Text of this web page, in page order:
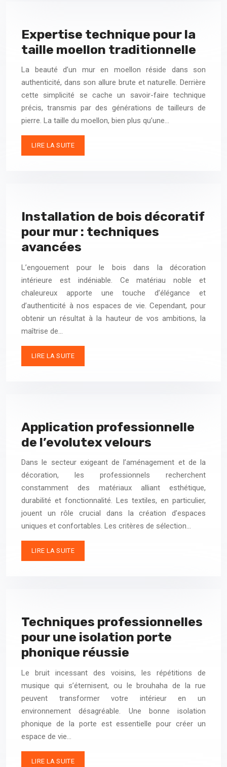
Expertise technique pour la
taille moellon traditionnelle
La beauté d’un mur en moellon réside dans son
authenticité, dans son allure brute et naturelle. Derrière
cette simplicité se cache un savoir-faire technique
précis, transmis par des générations de tailleurs de
pierre. La taille du moellon, bien plus qu’une…
LIRE LA SUITE
Installation de bois décoratif
pour mur : techniques
avancées
L’engouement pour le bois dans la décoration
intérieure est indéniable. Ce matériau noble et
chaleureux apporte une touche d’élégance et
d’authenticité à nos espaces de vie. Cependant, pour
obtenir un résultat à la hauteur de vos ambitions, la
maîtrise de…
LIRE LA SUITE
Application professionnelle
de l’evolutex velours
Dans le secteur exigeant de l’aménagement et de la
décoration, les professionnels recherchent
constamment des matériaux alliant esthétique,
durabilité et fonctionnalité. Les textiles, en particulier,
jouent un rôle crucial dans la création d’espaces
uniques et confortables. Les critères de sélection…
LIRE LA SUITE
Techniques professionnelles
pour une isolation porte
phonique réussie
Le bruit incessant des voisins, les répétitions de
musique qui s’éternisent, ou le brouhaha de la rue
peuvent transformer votre intérieur en un
environnement désagréable. Une bonne isolation
phonique de la porte est essentielle pour créer un
espace de vie…
LIRE LA SUITE